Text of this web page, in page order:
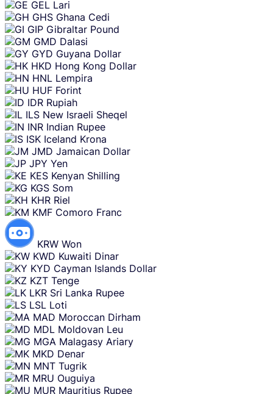
GEL Lari
GHS Ghana Cedi
GIP Gibraltar Pound
GMD Dalasi
GYD Guyana Dollar
HKD Hong Kong Dollar
HNL Lempira
HUF Forint
IDR Rupiah
ILS New Israeli Sheqel
INR Indian Rupee
ISK Iceland Krona
JMD Jamaican Dollar
JPY Yen
KES Kenyan Shilling
KGS Som
KHR Riel
KMF Comoro Franc
KRW Won
KWD Kuwaiti Dinar
KYD Cayman Islands Dollar
KZT Tenge
LKR Sri Lanka Rupee
LSL Loti
MAD Moroccan Dirham
MDL Moldovan Leu
MGA Malagasy Ariary
MKD Denar
MNT Tugrik
MRU Ouguiya
MUR Mauritius Rupee